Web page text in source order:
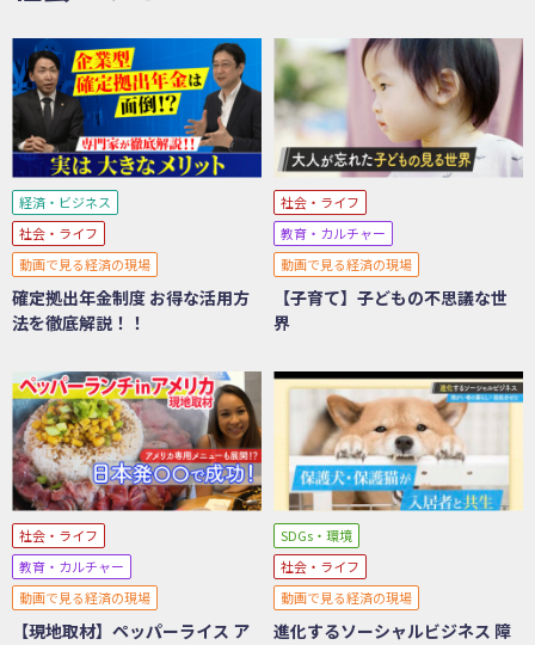
経済・ビジネス
社会・ライフ
動画で見る経済の現場
確定拠出年金制度 お得な活用方
法を徹底解説！！
社会・ライフ
教育・カルチャー
動画で見る経済の現場
【子育て】子どもの不思議な世
界
社会・ライフ
教育・カルチャー
動画で見る経済の現場
【現地取材】ペッパーライス ア
SDGs・環境
社会・ライフ
動画で見る経済の現場
進化するソーシャルビジネス 障